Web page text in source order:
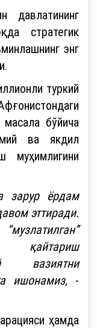
давлатининг
стратегик
энг
туркий
бўйича
ва якдил
муҳимлигини
зарур ёрдам
эттиради.
қайтариш
вазиятни
ишонамиз, -
ҳамда